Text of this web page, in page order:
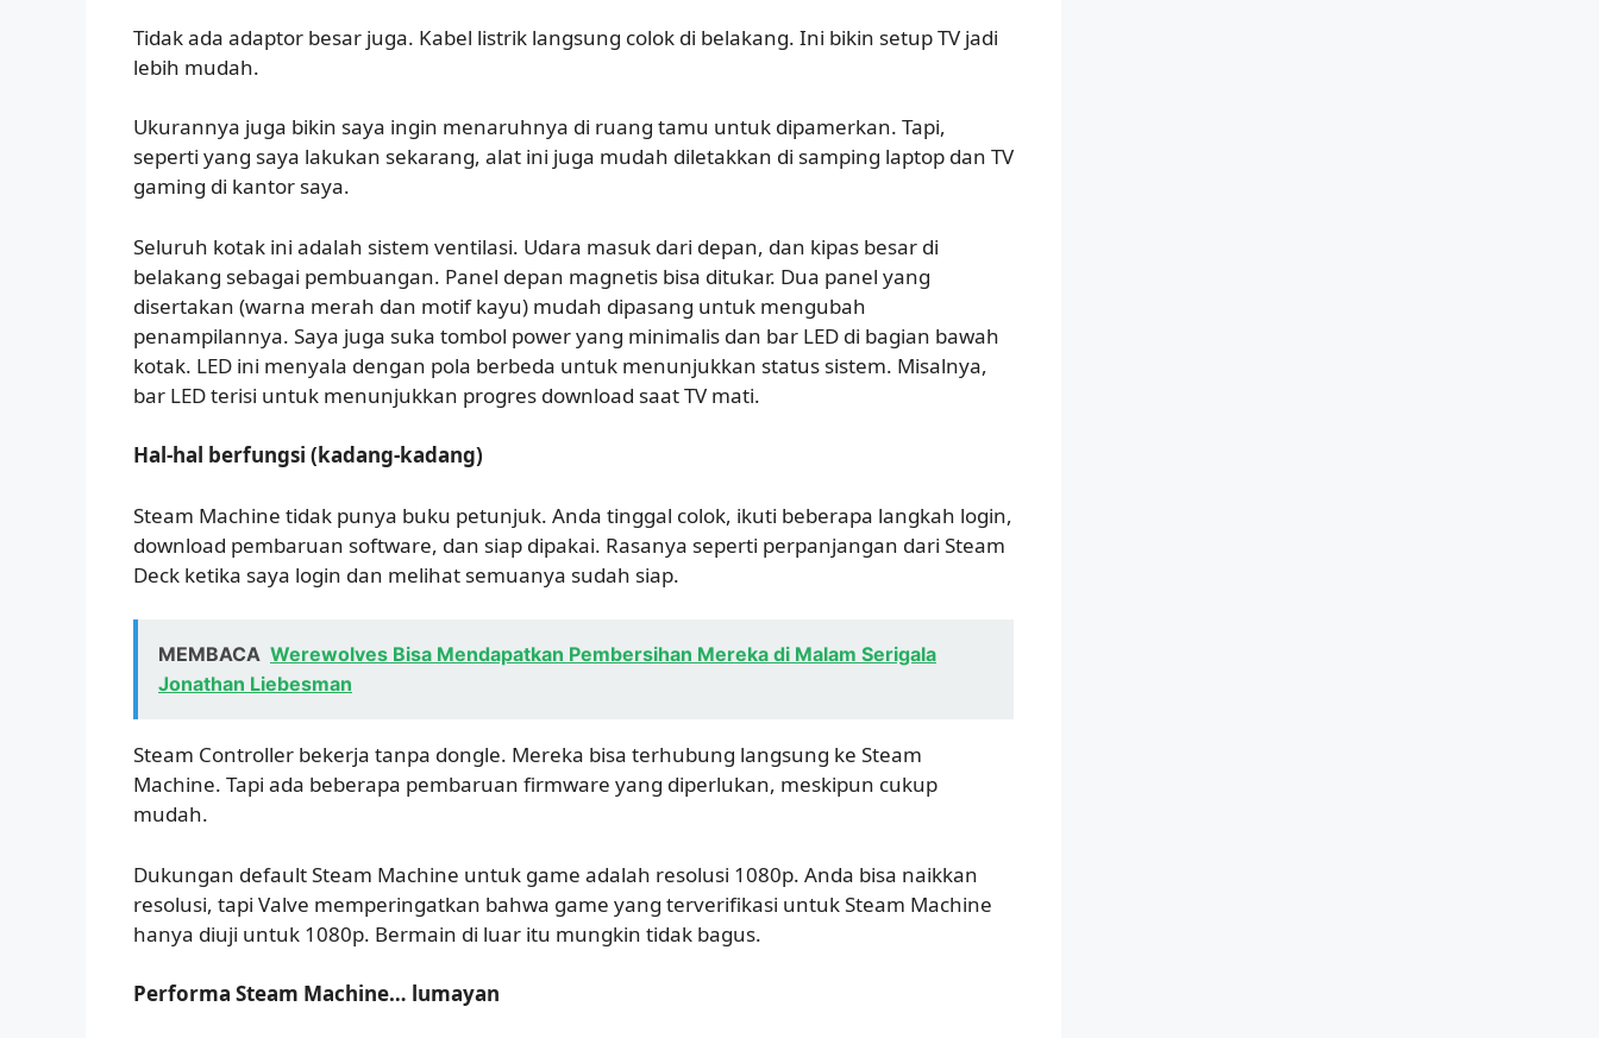
Tidak ada adaptor besar juga. Kabel listrik langsung colok di belakang. Ini bikin setup TV jadi
lebih mudah.
Ukurannya juga bikin saya ingin menaruhnya di ruang tamu untuk dipamerkan. Tapi,
seperti yang saya lakukan sekarang, alat ini juga mudah diletakkan di samping laptop dan TV
gaming di kantor saya.
Seluruh kotak ini adalah sistem ventilasi. Udara masuk dari depan, dan kipas besar di
belakang sebagai pembuangan. Panel depan magnetis bisa ditukar. Dua panel yang
disertakan (warna merah dan motif kayu) mudah dipasang untuk mengubah
penampilannya. Saya juga suka tombol power yang minimalis dan bar LED di bagian bawah
kotak. LED ini menyala dengan pola berbeda untuk menunjukkan status sistem. Misalnya,
bar LED terisi untuk menunjukkan progres download saat TV mati.
Hal-hal berfungsi (kadang-kadang)
Steam Machine tidak punya buku petunjuk. Anda tinggal colok, ikuti beberapa langkah login,
download pembaruan software, dan siap dipakai. Rasanya seperti perpanjangan dari Steam
Deck ketika saya login dan melihat semuanya sudah siap.
MEMBACA Werewolves Bisa Mendapatkan Pembersihan Mereka di Malam Serigala
Jonathan Liebesman
Steam Controller bekerja tanpa dongle. Mereka bisa terhubung langsung ke Steam
Machine. Tapi ada beberapa pembaruan firmware yang diperlukan, meskipun cukup
mudah.
Dukungan default Steam Machine untuk game adalah resolusi 1080p. Anda bisa naikkan
resolusi, tapi Valve memperingatkan bahwa game yang terverifikasi untuk Steam Machine
hanya diuji untuk 1080p. Bermain di luar itu mungkin tidak bagus.
Performa Steam Machine… lumayan